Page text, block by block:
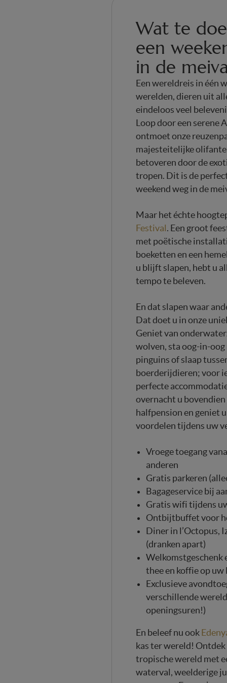
Wat te
een
in de
Een wereldreis in één
werelden, dieren uit
eindeloos veel
Loop door een serene
ontmoet onze
majesteitelijke
betoveren door de
tropen. Dit is de
weekend weg in de
Maar het échte
Festival. Een groot
met poëtische
boeketten en een
u blijft slapen, hebt u
tempo te beleven.
En dat slapen waar
Dat doet u in onze
Geniet van
wolven, sta oog-in-
pinguins of slaap
boerderijdieren; voor
perfecte
overnacht u bovendien
halfpension en geniet
voordelen tijdens uw
Vroege toegang
anderen
Gratis parkeren
Bagageservice bij
Gratis wifi tijdens
Ontbijtbuffet voor
Diner in l’Octopus,
(dranken apart)
Welkomstgeschenk
thee en koffie op uw
Exclusieve
verschillende
openingsuren!)
En beleef nu ook
kas ter wereld!
tropische wereld met
waterval, weelderige